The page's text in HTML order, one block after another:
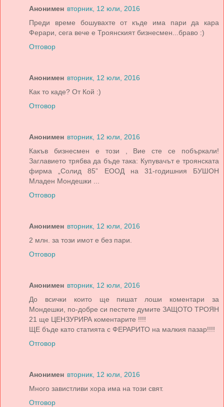
Анонимен вторник, 12 юли, 2016
Преди време бошувахте от къде има пари да кара
Ферари, сега вече е Троянският бизнесмен...браво :)
Отговор
Анонимен вторник, 12 юли, 2016
Как то каде? От Кой :)
Отговор
Анонимен вторник, 12 юли, 2016
Какъв бизнесмен е този , Вие сте се побъркали!
Заглавието трябва да бъде така: Купувачът е троянската
фирма „Солид 85” ЕООД на 31-годишния БУШОН
Младен Мондешки ...
Отговор
Анонимен вторник, 12 юли, 2016
2 млн. за този имот е без пари.
Отговор
Анонимен вторник, 12 юли, 2016
До всички които ще пишат лоши коментари за
Мондешки, по-добре си пестете думите ЗАЩОТО ТРОЯН
21 ще ЦЕНЗУРИРА коментарите !!!!
ЩЕ бъде като статията с ФЕРАРИТО на малкия пазар!!!!
Отговор
Анонимен вторник, 12 юли, 2016
Много завистливи хора има на този свят.
Отговор